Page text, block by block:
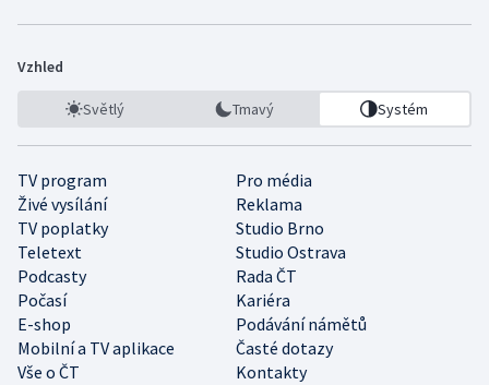
Vzhled
Světlý Tmavý Systém
TV program
Pro média
Živé vysílání
Reklama
TV poplatky
Studio Brno
Teletext
Studio Ostrava
Podcasty
Rada ČT
Počasí
Kariéra
E-shop
Podávání námětů
Mobilní a TV aplikace
Časté dotazy
Vše o ČT
Kontakty